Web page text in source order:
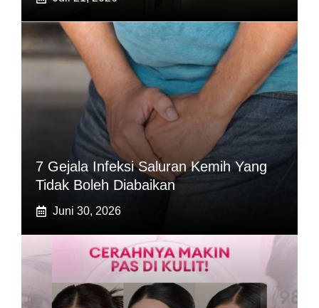
7 Gejala Infeksi Saluran Kemih Yang
Tidak Boleh Diabaikan
Juni 30, 2026